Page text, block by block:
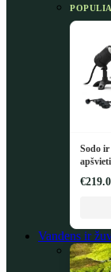
Sodo
Vandens ir